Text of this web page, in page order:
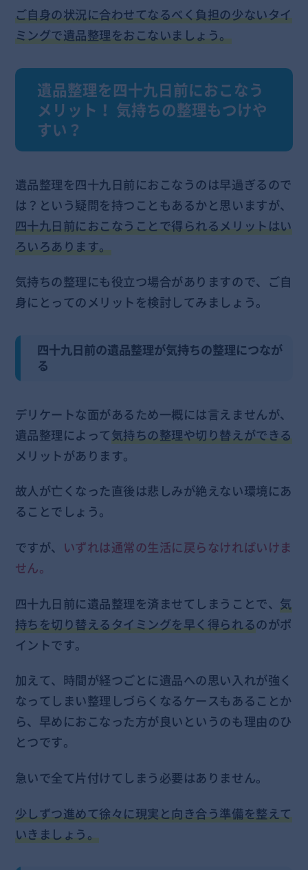
ご自身の状況に合わせてなるべく負担の少ないタイ
ミングで遺品整理をおこないましょう。
遺品整理を四十九日前におこなう
メリット！ 気持ちの整理もつけや
すい？
遺品整理を四十九日前におこなうのは早過ぎるので
は？という疑問を持つこともあるかと思いますが、
四十九日前におこなうことで得られるメリットはい
ろいろあります。
気持ちの整理にも役立つ場合がありますので、ご自
身にとってのメリットを検討してみましょう。
四十九日前の遺品整理が気持ちの整理につなが
る
デリケートな面があるため一概には言えませんが、
遺品整理によって気持ちの整理や切り替えができる
メリットがあります。
故人が亡くなった直後は悲しみが絶えない環境にあ
ることでしょう。
ですが、 いずれは通常の生活に戻らなければいけま
せん。
四十九日前に遺品整理を済ませてしまうことで、気
持ちを切り替えるタイミングを早く得られるのがポ
イントです。
加えて、時間が経つごとに遺品への思い入れが強く
なってしまい整理しづらくなるケースもあることか
ら、早めにおこなった方が良いというのも理由のひ
とつです。
急いで全て片付けてしまう必要はありません。
少しずつ進めて徐々に現実と向き合う準備を整えて
いきましょう。